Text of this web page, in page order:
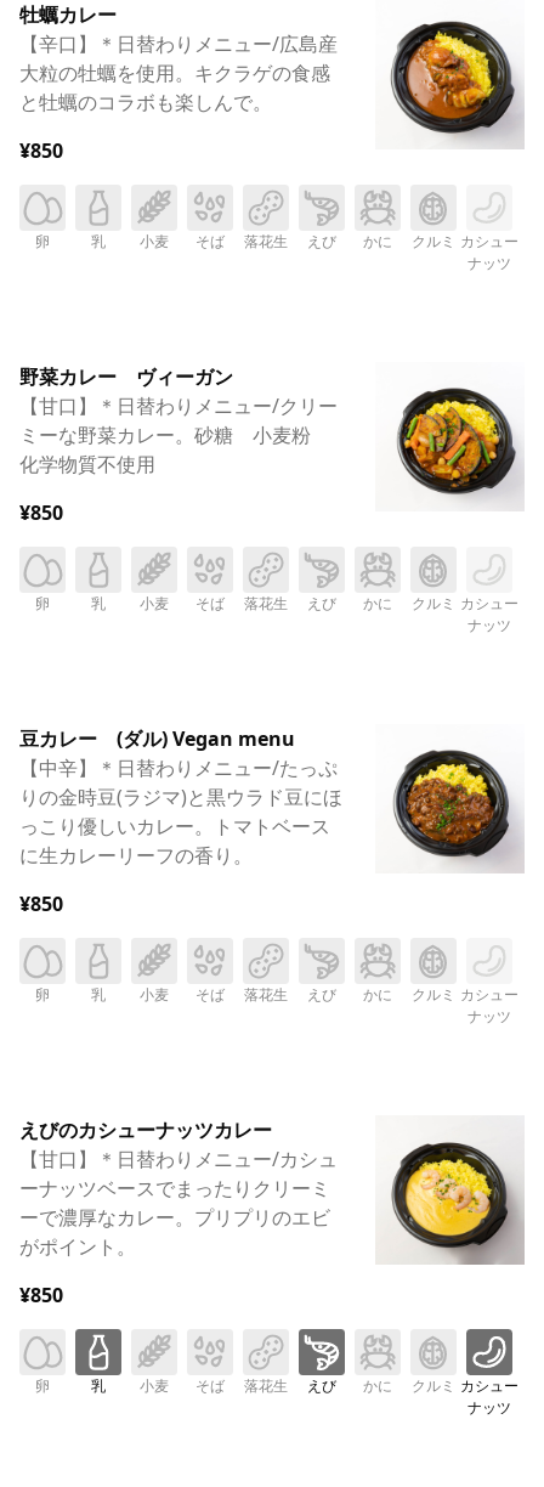
牡蠣カレー
【辛口】＊日替わりメニュー/広島産
大粒の牡蠣を使用。キクラゲの食感
と牡蠣のコラボも楽しんで。
¥850
卵 乳 小麦 そば 落花生 えび かに クルミ カシュー
ナッツ
野菜カレー ヴィーガン
【甘口】＊日替わりメニュー/クリー
ミーな野菜カレー。砂糖 小麦粉
化学物質不使用
¥850
卵 乳 小麦 そば 落花生 えび かに クルミ カシュー
ナッツ
豆カレー (ダル) Vegan menu
【中辛】＊日替わりメニュー/たっぷ
りの金時豆(ラジマ)と黒ウラド豆にほ
っこり優しいカレー。トマトベース
に生カレーリーフの香り。
¥850
卵 乳 小麦 そば 落花生 えび かに クルミ カシュー
ナッツ
えびのカシューナッツカレー
【甘口】＊日替わりメニュー/カシュ
ーナッツベースでまったりクリーミ
ーで濃厚なカレー。プリプリのエビ
がポイント。
¥850
卵 乳 小麦 そば 落花生 えび かに クルミ カシュー
ナッツ